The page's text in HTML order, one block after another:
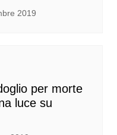
2019
per morte
luce su